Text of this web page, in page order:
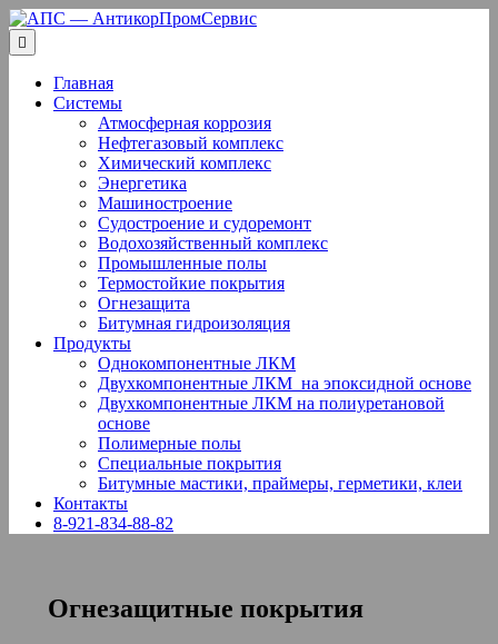
Перейти
к
содержанию
Главная
Системы
Атмосферная коррозия
Нефтегазовый комплекс
Химический комплекс
Энергетика
Машиностроение
Судостроение и судоремонт
Водохозяйственный комплекс
Промышленные полы
Термостойкие покрытия
Огнезащита
Битумная гидроизоляция
Продукты
Однокомпонентные ЛКМ
Двухкомпонентные ЛКМ ­ на эпоксидной основе
Двухкомпонентные ЛКМ на полиуретановой
основе
Полимерные полы
Специальные покрытия
Битумные мастики, праймеры, герметики, клеи
Контакты
8-921-834-88-82
Огнезащитные покрытия